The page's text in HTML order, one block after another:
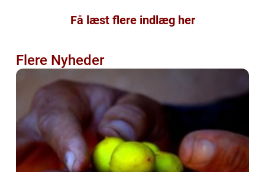
Få læst flere indlæg her
Flere Nyheder